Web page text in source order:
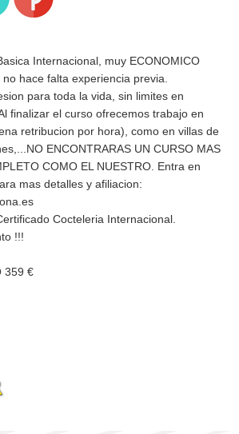
Internacional, muy ECONOMICO
hace falta experiencia previa.
para toda la vida, sin limites en
finalizar el curso ofrecemos trabajo en
retribucion por hora), como en villas de
ENCONTRARAS UN CURSO MAS
COMO EL NUESTRO. Entra en
mas detalles y afiliacion:
Cocteleria Internacional.
!!!
359 €